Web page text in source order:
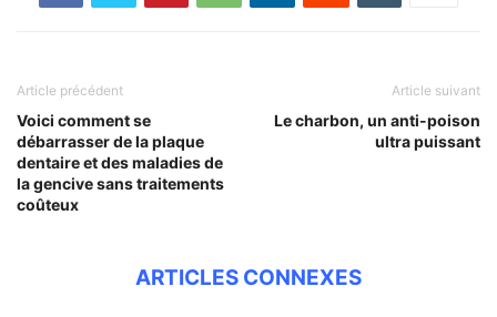
Article précédent
Voici comment se
débarrasser de la plaque
dentaire et des maladies de
la gencive sans traitements
coûteux
Article suivant
Le charbon, un anti-poison
ultra puissant
ARTICLES CONNEXES